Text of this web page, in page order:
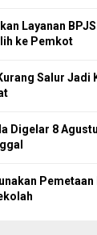
Layanan
ke Pemkot
Salur Jadi
Digelar 8